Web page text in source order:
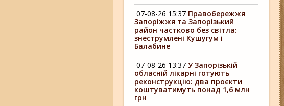
07-08-26 15:37 Правобережжя
Запоріжжя та Запорізький
район частково без світла:
знеструмлені Кушугум і
Балабине
07-08-26 13:37 У Запорізькій
обласній лікарні готують
реконструкцію: два проєкти
коштуватимуть понад 1,6 млн
грн